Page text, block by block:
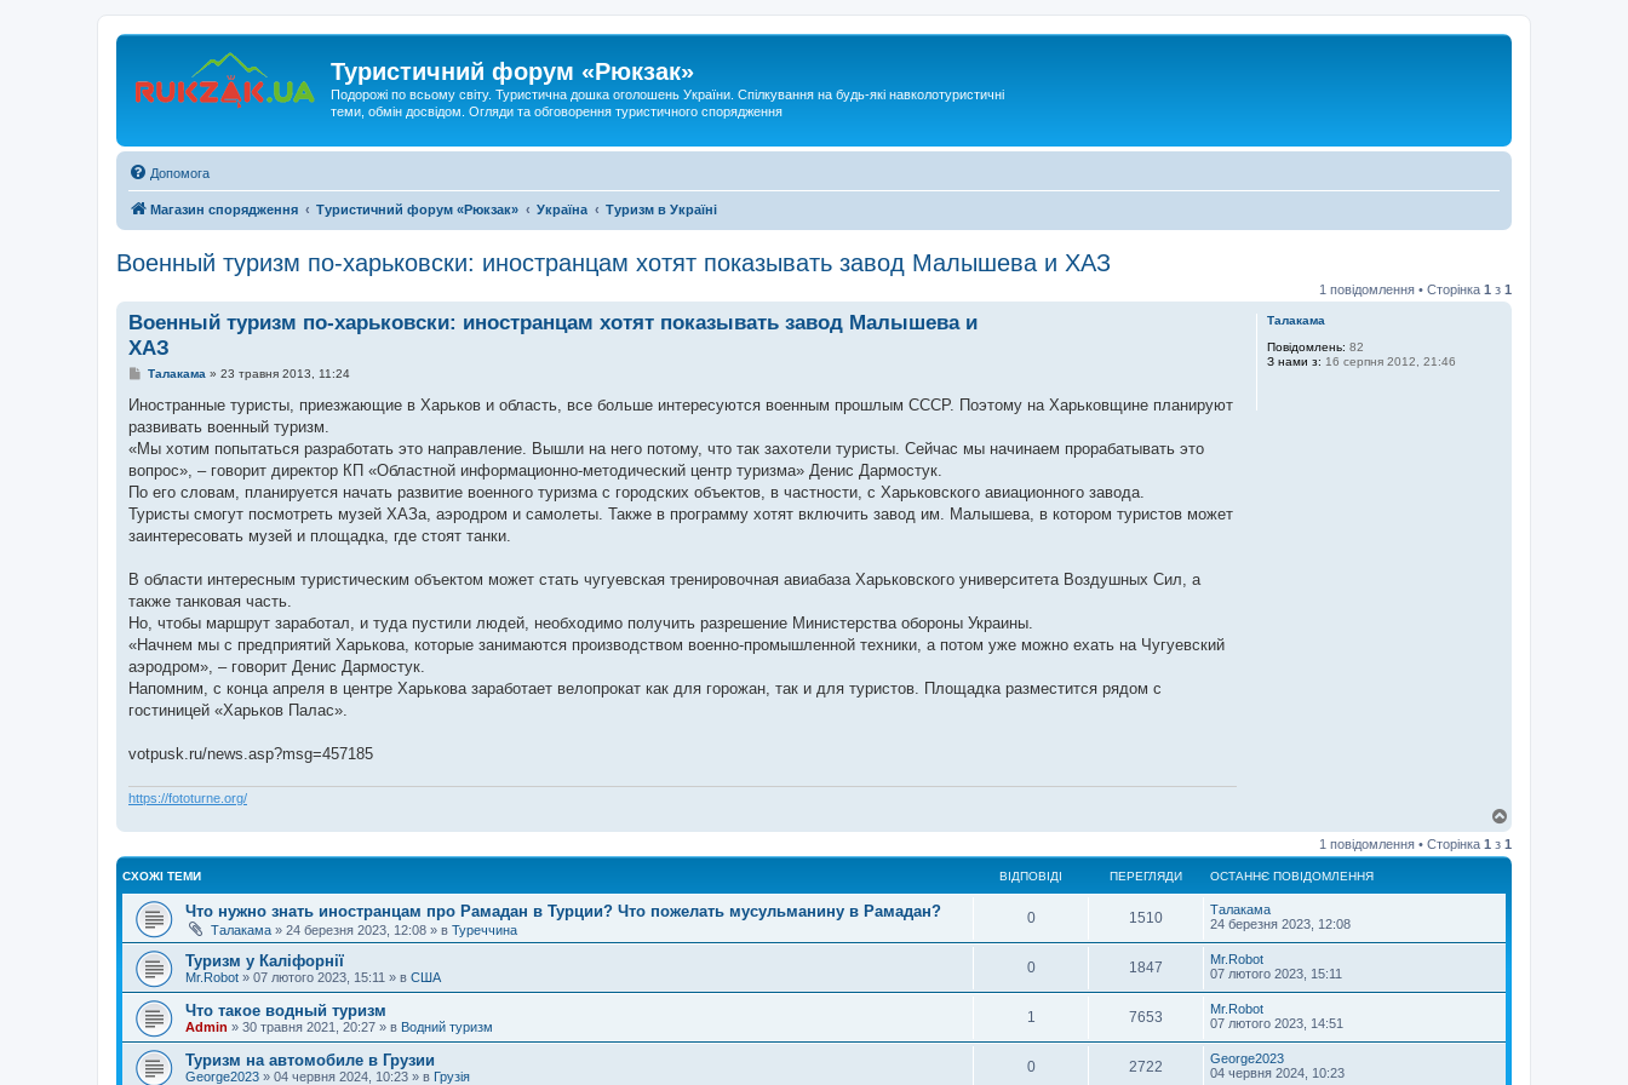
Туристичний форум «Рюкзак»
Подорожі по всьому світу. Туристична дошка оголошень України. Спілкування на будь-які навколотуристичні
теми, обмін досвідом. Огляди та обговорення туристичного спорядження
Допомога
Магазин спорядження Туристичний форум «Рюкзак» Україна Туризм в Україні
Военный туризм по-харьковски: иностранцам хотят показывать завод Малышева и ХАЗ
1 повідомлення • Сторінка 1 з 1
Талакама
Повідомлень: 82
З нами з: 16 серпня 2012, 21:46
Военный туризм по-харьковски: иностранцам хотят показывать завод Малышева и
ХАЗ
П
в
д
о
л
е
н
я
Талакама » 23 травня 2013, 11:24
Иностранные туристы, приезжающие в Харьков и область, все больше интересуются военным прошлым СССР. Поэтому на Харьковщине планируют
развивать военный туризм.
«Мы хотим попытаться разработать это направление. Вышли на него потому, что так захотели туристы. Сейчас мы начинаем прорабатывать это
вопрос», – говорит директор КП «Областной информационно-методический центр туризма» Денис Дармостук.
По его словам, планируется начать развитие военного туризма с городских объектов, в частности, с Харьковского авиационного завода.
Туристы смогут посмотреть музей ХАЗа, аэродром и самолеты. Также в программу хотят включить завод им. Малышева, в котором туристов может
заинтересовать музей и площадка, где стоят танки.
В области интересным туристическим объектом может стать чугуевская тренировочная авиабаза Харьковского университета Воздушных Сил, а
также танковая часть.
Но, чтобы маршрут заработал, и туда пустили людей, необходимо получить разрешение Министерства обороны Украины.
«Начнем мы с предприятий Харькова, которые занимаются производством военно-промышленной техники, а потом уже можно ехать на Чугуевский
аэродром», – говорит Денис Дармостук.
Напомним, с конца апреля в центре Харькова заработает велопрокат как для горожан, так и для туристов. Площадка разместится рядом с
гостиницей «Харьков Палас».
votpusk.ru/news.asp?msg=457185
https://fototurne.org/
г
о
1 повідомлення • Сторінка 1 з 1
СХОЖІ ТЕМИ ВІДПОВІДІ ПЕРЕГЛЯДИ ОСТАННЄ ПОВІДОМЛЕННЯ
Что нужно знать иностранцам про Рамадан в Турции? Что пожелать мусульманину в Рамадан?
Талакама » 24 березня 2023, 12:08 » в Туреччина
0 1510
Талакама
24 березня 2023, 12:08
Туризм у Каліфорнії
Mr.Robot » 07 лютого 2023, 15:11 » в США
0 1847
Mr.Robot
07 лютого 2023, 15:11
Что такое водный туризм
Admin » 30 травня 2021, 20:27 » в Водний туризм
1 7653
Mr.Robot
07 лютого 2023, 14:51
Туризм на автомобиле в Грузии
George2023 » 04 червня 2024, 10:23 » в Грузія
0 2722
George2023
04 червня 2024, 10:23